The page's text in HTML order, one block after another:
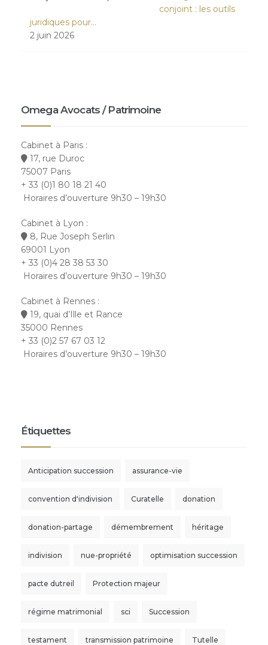
conjoint : les outils
juridiques pour…
2 juin 2026
Omega Avocats / Patrimoine
Cabinet à Paris :
17, rue Duroc
75007 Paris
+ 33 (0)1 80 18 21 40
Horaires d’ouverture 9h30 – 19h30
Cabinet à Lyon :
8, Rue Joseph Serlin
69001 Lyon
+ 33 (0)4 28 38 53 30
Horaires d’ouverture 9h30 – 19h30
Cabinet à Rennes :
19, quai d’Ille et Rance
35000 Rennes
+ 33 (0)2 57 67 03 12
Horaires d’ouverture 9h30 – 19h30
Étiquettes
Anticipation succession assurance-vie
convention d'indivision Curatelle donation
donation-partage démembrement héritage
indivision nue-propriété optimisation succession
pacte dutreil Protection majeur
régime matrimonial sci Succession
testament transmission patrimoine Tutelle